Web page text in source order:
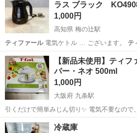
ラス ブラック
1,000円
高知県 梅の辻駅
ティファール電気ケトル … ございます。 テ
な…
高知 高知市 梅の辻駅 キッチン家
【新品未使用】ティ
パー・ネオ 500ml
1,000円
大阪府 九条駅
引くだけで簡単みじん切り✨ 電気不要なので
えます！ 玉ねぎ・にんじん・きゅうりなどの野菜はもちろん、ナッツ
やソース作りにも便利◎ 「きざむ・つぶす・
大阪 大阪市 九条駅
冷蔵庫